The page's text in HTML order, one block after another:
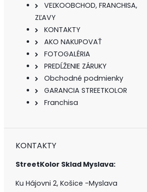
VEĽKOOBCHOD, FRANCHISA,
ZĽAVY
KONTAKTY
AKO NAKUPOVAŤ
FOTOGALÉRIA
PREDĹŽENIE ZÁRUKY
Obchodné podmienky
GARANCIA STREETKOLOR
Franchisa
KONTAKTY
StreetKolor Sklad Myslava:
Ku Hájovni 2, Košice -Myslava